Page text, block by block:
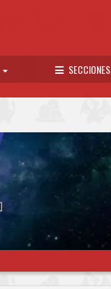
SECCIONES